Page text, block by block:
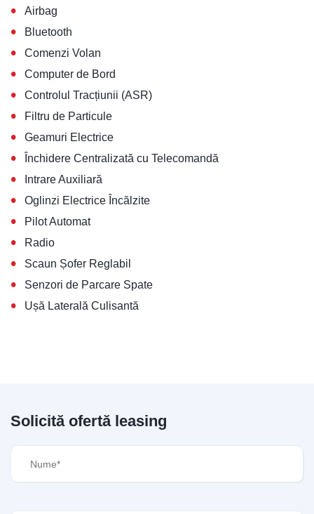
• Airbag
• Bluetooth
• Comenzi Volan
• Computer de Bord
• Controlul Tracțiunii (ASR)
• Filtru de Particule
• Geamuri Electrice
• Închidere Centralizată cu Telecomandă
• Intrare Auxiliară
• Oglinzi Electrice Încălzite
• Pilot Automat
• Radio
• Scaun Șofer Reglabil
• Senzori de Parcare Spate
• Ușă Laterală Culisantă
Solicită ofertă leasing